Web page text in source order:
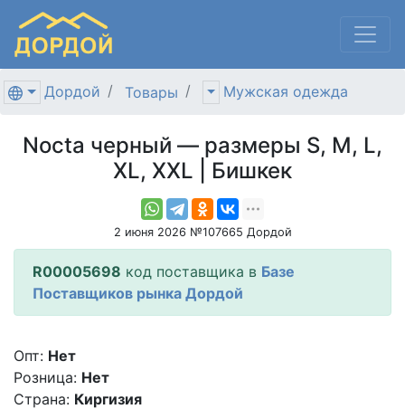
Дордой Товары Мужская одежда
Nocta черный — размеры S, M, L,
XL, XXL | Бишкек
2 июня 2026 №107665 Дордой
R00005698 код поставщика в Базе
Поставщиков рынка Дордой
Опт: Нет
Розница: Нет
Страна: Киргизия